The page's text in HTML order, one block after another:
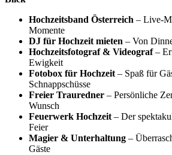
Hochzeitsband Österreich – Live-
Momente
DJ für Hochzeit mieten – Von
Hochzeitsfotograf & Videograf–
Ewigkeit
Fotobox für Hochzeit – Spaß für
Schnappschüsse
Freier Trauredner – Persönliche
Wunsch
Feuerwerk Hochzeit – Der
Feier
Magier & Unterhaltung –
Gäste